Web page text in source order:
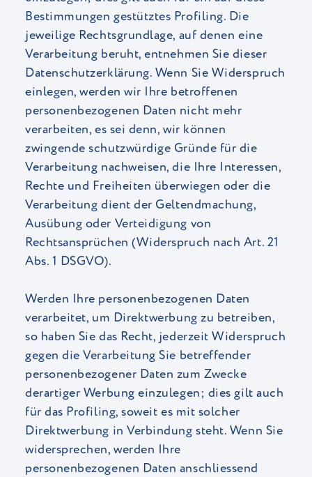
Bestimmungen gestütztes Profiling. Die
jeweilige Rechtsgrundlage, auf denen eine
Verarbeitung beruht, entnehmen Sie dieser
Datenschutzerklärung. Wenn Sie Widerspruch
einlegen, werden wir Ihre betroffenen
personenbezogenen Daten nicht mehr
verarbeiten, es sei denn, wir können
zwingende schutzwürdige Gründe für die
Verarbeitung nachweisen, die Ihre Interessen,
Rechte und Freiheiten überwiegen oder die
Verarbeitung dient der Geltendmachung,
Ausübung oder Verteidigung von
Rechtsansprüchen (Widerspruch nach Art. 21
Abs. 1 DSGVO).
Werden Ihre personenbezogenen Daten
verarbeitet, um Direktwerbung zu betreiben,
so haben Sie das Recht, jederzeit Widerspruch
gegen die Verarbeitung Sie betreffender
personenbezogener Daten zum Zwecke
derartiger Werbung einzulegen; dies gilt auch
für das Profiling, soweit es mit solcher
Direktwerbung in Verbindung steht. Wenn Sie
widersprechen, werden Ihre
personenbezogenen Daten anschliessend